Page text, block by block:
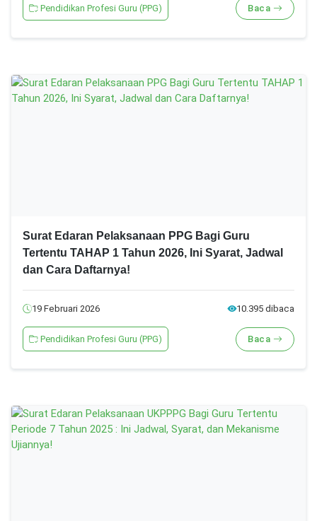
Pendidikan Profesi Guru (PPG) Baca
Surat Edaran Pelaksanaan PPG Bagi Guru
Tertentu TAHAP 1 Tahun 2026, Ini Syarat, Jadwal
dan Cara Daftarnya!
19 Februari 2026 10.395 dibaca
Pendidikan Profesi Guru (PPG) Baca